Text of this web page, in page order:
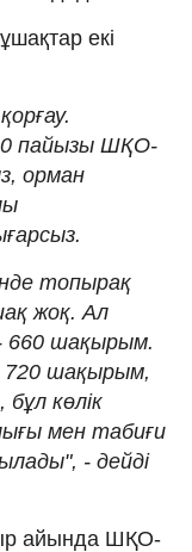
екі
пайызы ШҚО-
орман
топырақ
жоқ. Ал
660 шақырым.
720 шақырым,
көлік
мен табиғи
- дейді
айында ШҚО-